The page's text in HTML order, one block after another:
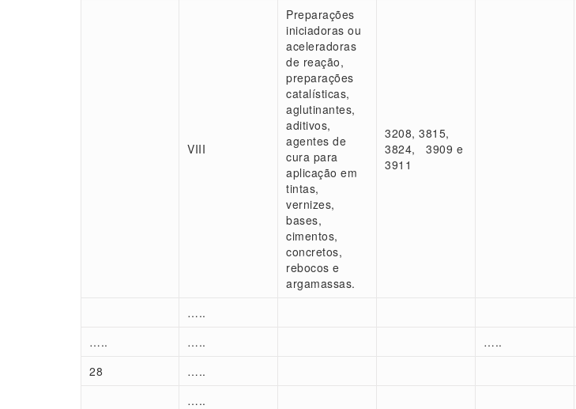
VIII
Preparações
iniciadoras ou
aceleradoras
de reação,
preparações
catalísticas,
aglutinantes,
aditivos,
agentes de
cura para
aplicação em
tintas,
vernizes,
bases,
cimentos,
concretos,
rebocos e
argamassas.
3208, 3815,
3824, 3909 e
3911
…..
…..
….. …..
28
…..
…..